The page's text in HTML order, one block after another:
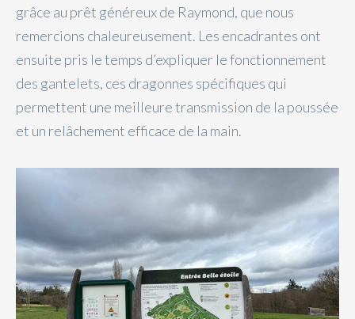
grâce au prêt généreux de Raymond, que nous
remercions chaleureusement. Les encadrantes ont
ensuite pris le temps d’expliquer le fonctionnement
des gantelets, ces dragonnes spécifiques qui
permettent une meilleure transmission de la poussée
et un relâchement efficace de la main.